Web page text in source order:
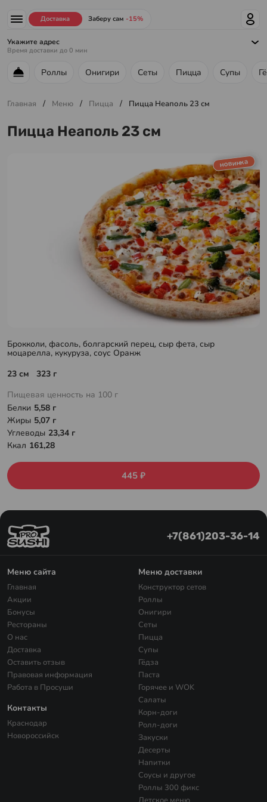
Доставка Заберу сам -15%
Укажите адрес
Время доставки до 0 мин
Меню ресторана
Роллы Онигири Сеты Пицца Супы
Главная / Меню / Пицца / Пицца Неаполь 23 см
Пицца Неаполь 23 см
новинка
Брокколи, фасоль, болгарский перец, сыр фета, сыр
моцарелла, кукуруза, соус Оранж
23 см 323 г
Пищевая ценность на 100 г
Белки 5,58 г
Жиры 5,07 г
Углеводы 23,34 г
Ккал 161,28
445 ₽
+7(861)203-36-14
Меню сайта
Главная
Акции
Бонусы
Рестораны
О нас
Доставка
Оставить отзыв
Правовая информация
Работа в Просуши
Контакты
Краснодар
Новороссийск
Меню доставки
Конструктор сетов
Роллы
Онигири
Сеты
Пицца
Супы
Гёдза
Паста
Горячее и WOK
Салаты
Корн-доги
Ролл-доги
Закуски
Десерты
Напитки
Соусы и другое
Роллы 300 фикс